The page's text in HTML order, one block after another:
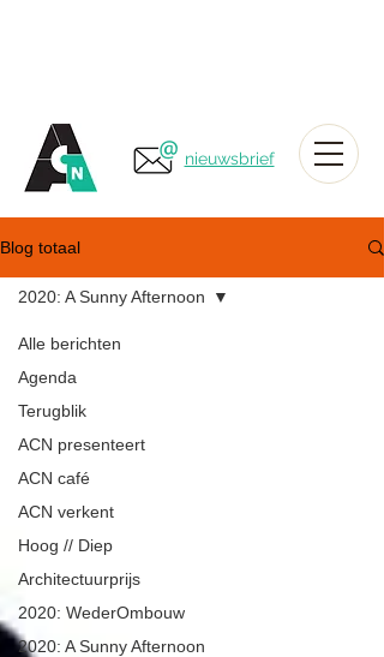
nieuwsbrief
Blog totaal
Alle berichten
Agenda
Terugblik
ACN presenteert
ACN café
ACN verkent
Hoog // Diep
Architectuurprijs
2020: WederOmbouw
2020: A Sunny Afternoon
2020: A Sunny Afternoon